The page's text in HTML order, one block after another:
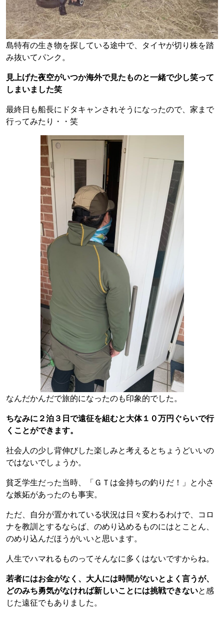
島特有の生き物を探している途中で、タイヤが切り株を踏
み抜いてパンク。
見上げた夜空がいつか海外で見たものと一緒で少し笑って
しまいました笑
最終日も船長にドタキャンされそうになったので、家まで
行ってみたり・・笑
なんだかんだで旅的になったのも印象的でした。
ちなみに２泊３日で遠征を組むと大体１０万円ぐらいで行
くことができます。
社会人の少し背伸びした楽しみと考えるとちょうどいいの
ではないでしょうか。
貧乏学生だった当時、「ＧＴは金持ちの釣りだ！」と小さ
な嫉妬があったのも事実。
ただ、自分が置かれている状況は日々変わるわけで、コロ
ナを教訓とするならば、のめり込めるものにはとことん、
のめり込んだほうがいいと思います。
人生でハマれるものってそんなに多くはないですからね。
若者にはお金がなく、大人には時間がないとよく言うが、
どのみち勇気がなければ新しいことには挑戦できないと感
じた遠征でもありました。